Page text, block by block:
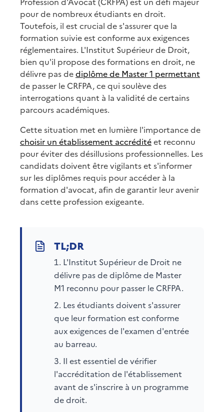
pour de nombreux étudiants en droit.
Toutefois, il est crucial de s'assurer que la
formation suivie est conforme aux exigences
réglementaires. L'Institut Supérieur de Droit,
bien qu'il propose des formations en droit, ne
délivre pas dediplôme de Master 1 permettant
de passer le CRFPA, ce qui soulève des
interrogations quant à la validité de certains
parcours académiques.
Cette situation met en lumière l'importance de
choisir un établissement accréditéet reconnu
pour éviter des désillusions professionnelles. Les
candidats doivent être vigilants et s'informer
sur les diplômes requis pour accéder à la
formation d'avocat, afin de garantir leur avenir
dans cette profession exigeante.
L'Institut Supérieur de Droit ne
délivre pas de diplôme de Master
M1 reconnu pour passer le CRFPA.
Les étudiants doivent s'assurer
que leur formation est conforme
aux exigences de l'examen d'entrée
au barreau.
Il est essentiel de vérifier
l'accréditation de l'établissement
avant de s'inscrire à un programme
de droit.